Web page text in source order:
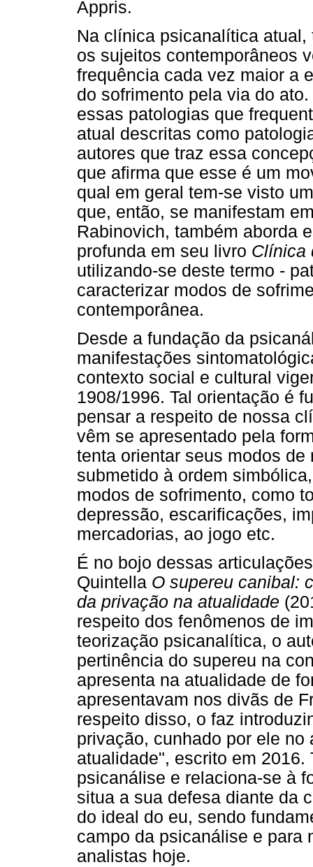
Appris.
Na clínica psicanalítica
os sujeitos contemporâneos
frequência cada vez maior a
do sofrimento pela via do
essas patologias que
atual descritas como
autores que traz essa
que afirma que esse é um
qual em geral tem-se visto
que, então, se manifestam
Rabinovich, também aborda
profunda em seu livro Clínica
utilizando-se deste termo -
caracterizar modos de
contemporânea.
Desde a fundação da
manifestações
contexto social e cultural
1908/1996. Tal orientação é
pensar a respeito de nossa
vêm se apresentado pela
tenta orientar seus modos
submetido à ordem
modos de sofrimento, como
depressão, escarificações,
mercadorias, ao jogo etc.
É no bojo dessas
Quintella O supereu canibal:
da privação na atualidade
respeito dos fenômenos de
teorização psicanalítica, o
pertinência do supereu na
apresenta na atualidade de
apresentavam nos divãs de
respeito disso, o faz
privação, cunhado por ele
atualidade", escrito em
psicanálise e relaciona-se à
situa a sua defesa diante da
do ideal do eu, sendo
campo da psicanálise e para
analistas hoje.